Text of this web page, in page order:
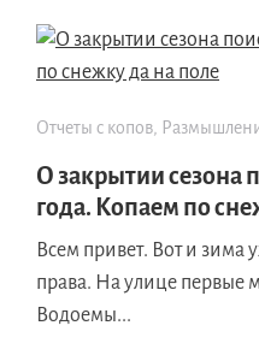
Отчеты с копов
О закрытии сезона
года. Копаем по
Всем привет. Вот и зима
права. На улице первые
Водоемы...